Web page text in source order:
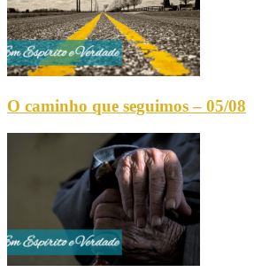
O caminho que seguimos – 05/08